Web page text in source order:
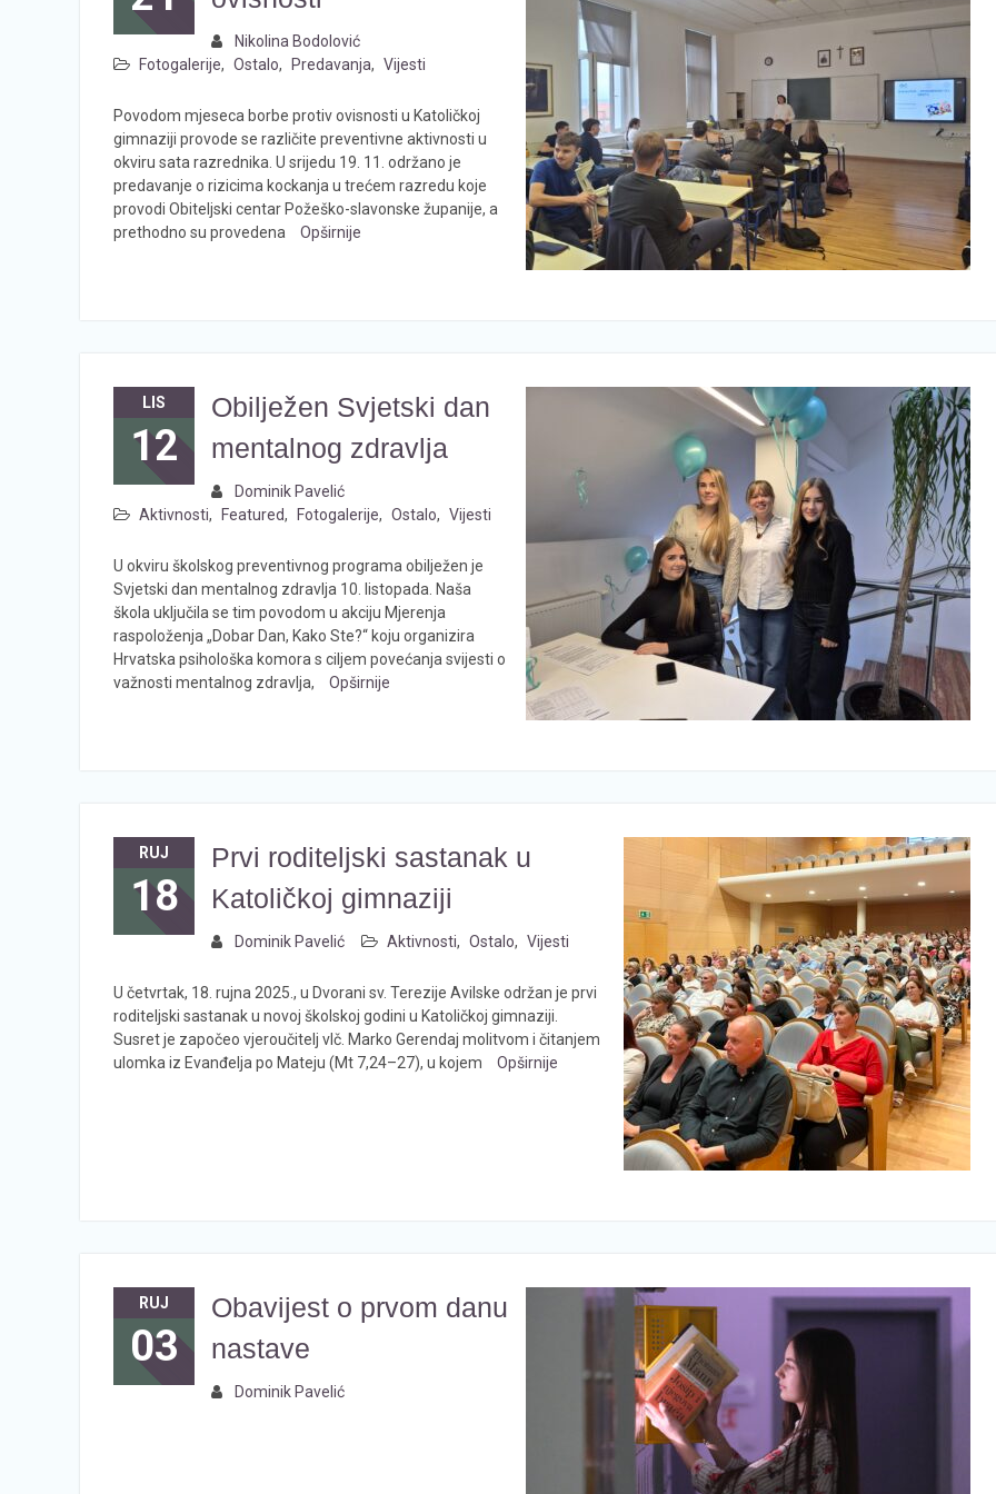
Nikolina Bodolović
Fotogalerije, Ostalo, Predavanja, Vijesti
Povodom mjeseca borbe protiv ovisnosti u Katoličkoj
gimnaziji provode se različite preventivne aktivnosti u
okviru sata razrednika. U srijedu 19. 11. održano je
predavanje o rizicima kockanja u trećem razredu koje
provodi Obiteljski centar Požeško-slavonske županije, a
prethodno su provedena
Opširnije
LIS
12
Obilježen Svjetski dan
mentalnog zdravlja
Dominik Pavelić
Aktivnosti, Featured, Fotogalerije, Ostalo, Vijesti
U okviru školskog preventivnog programa obilježen je
Svjetski dan mentalnog zdravlja 10. listopada. Naša
škola uključila se tim povodom u akciju Mjerenja
raspoloženja „Dobar Dan, Kako Ste?“ koju organizira
Hrvatska psihološka komora s ciljem povećanja svijesti o
važnosti mentalnog zdravlja,
Opširnije
RUJ
18
Prvi roditeljski sastanak u
Katoličkoj gimnaziji
Dominik Pavelić Aktivnosti, Ostalo, Vijesti
U četvrtak, 18. rujna 2025., u Dvorani sv. Terezije Avilske održan je prvi
roditeljski sastanak u novoj školskoj godini u Katoličkoj gimnaziji.
Susret je započeo vjeroučitelj vlč. Marko Gerendaj molitvom i čitanjem
ulomka iz Evanđelja po Mateju (Mt 7,24–27), u kojem
Opširnije
RUJ
03
Obavijest o prvom danu
nastave
Dominik Pavelić